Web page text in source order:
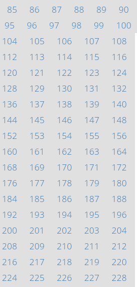
85 86 87 88 89
90
95 96 97 98 99
100
104 105 106 107
108
112 113 114 115
116
120 121 122 123
124
128 129 130 131
132
136 137 138 139
140
144 145 146 147
148
152 153 154 155
156
160 161 162 163
164
168 169 170 171
172
176 177 178 179
180
184 185 186 187
188
192 193 194 195
196
200 201 202 203
204
208 209 210 211
212
216 217 218 219
220
224 225 226 227
228